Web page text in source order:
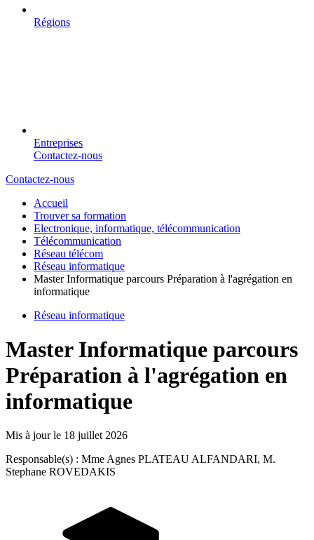
Régions
Entreprises
Contactez-nous
Contactez-nous
Accueil
Trouver sa formation
Electronique, informatique, télécommunication
Télécommunication
Réseau télécom
Réseau informatique
Master Informatique parcours Préparation à l'agrégation en
informatique
Réseau informatique
Master Informatique parcours
Préparation à l'agrégation en
informatique
Mis à jour le 18 juillet 2026
Responsable(s) : Mme Agnes PLATEAU ALFANDARI, M.
Stephane ROVEDAKIS